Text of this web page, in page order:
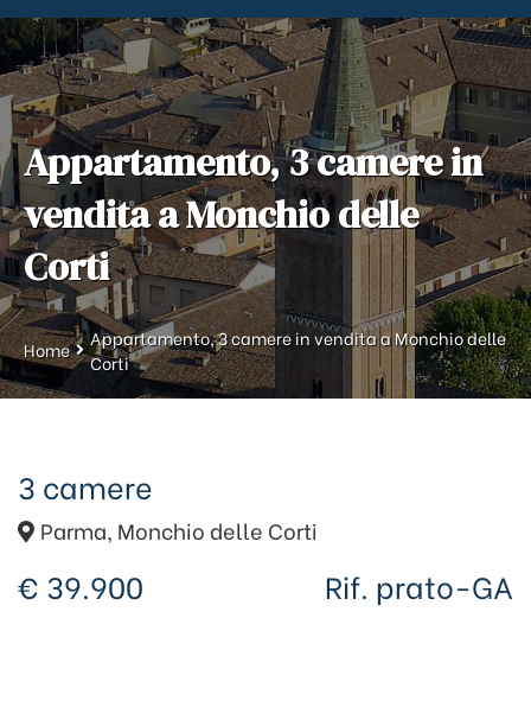
Immobili In Affitto
Immobili Commerciali
News
Contatti
Lascia Una Recensione
Appartamento, 3 camere in
vendita a Monchio delle
Corti
Home
Appartamento, 3 camere in vendita a Monchio delle
Corti
3 camere
Parma, Monchio delle Corti
€ 39.900 Rif. prato-GA